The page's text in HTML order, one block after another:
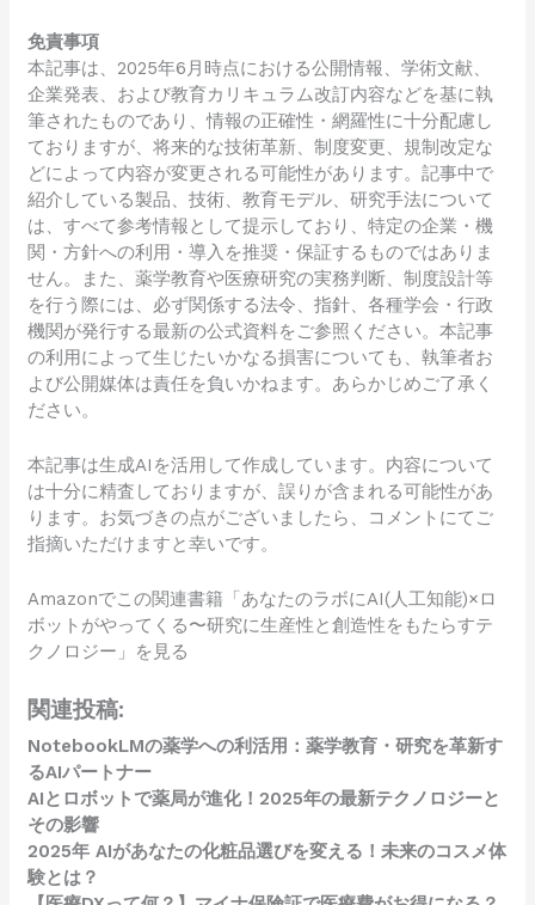
免責事項
本記事は、2025年6月時点における公開情報、学術文献、
企業発表、および教育カリキュラム改訂内容などを基に執
筆されたものであり、情報の正確性・網羅性に十分配慮し
ておりますが、将来的な技術革新、制度変更、規制改定な
どによって内容が変更される可能性があります。記事中で
紹介している製品、技術、教育モデル、研究手法について
は、すべて参考情報として提示しており、特定の企業・機
関・方針への利用・導入を推奨・保証するものではありま
せん。また、薬学教育や医療研究の実務判断、制度設計等
を行う際には、必ず関係する法令、指針、各種学会・行政
機関が発行する最新の公式資料をご参照ください。本記事
の利用によって生じたいかなる損害についても、執筆者お
よび公開媒体は責任を負いかねます。あらかじめご了承く
ださい。
本記事は生成AIを活用して作成しています。内容について
は十分に精査しておりますが、誤りが含まれる可能性があ
ります。お気づきの点がございましたら、コメントにてご
指摘いただけますと幸いです。
Amazonでこの関連書籍「あなたのラボにAI(人工知能)×ロ
ボットがやってくる〜研究に生産性と創造性をもたらすテ
クノロジー」を見る
関連投稿:
NotebookLMの薬学への利活用：薬学教育・研究を革新す
るAIパートナー
AIとロボットで薬局が進化！2025年の最新テクノロジーと
その影響
2025年 AIがあなたの化粧品選びを変える！未来のコスメ体
験とは？